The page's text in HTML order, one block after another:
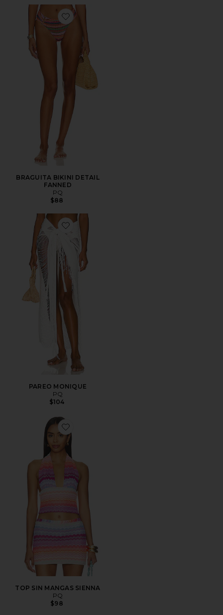
Favorite BRAGUITA BIKINI DETAIL FANNED
BRAGUITA BIKINI DETAIL
FANNED
PQ
$88
Favorite PAREO MONIQUE
PAREO MONIQUE
PQ
$104
Favorite TOP SIN MANGAS SIENNA
TOP SIN MANGAS SIENNA
PQ
$98